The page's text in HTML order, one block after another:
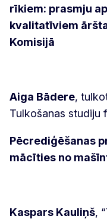
rīkiem: prasmju
kvalitatīviem
Komisijā
Aiga Bādere,
Tulkošanas studiju
Pēcrediģēšanas
mācīties no
Kaspars Kauliņš,